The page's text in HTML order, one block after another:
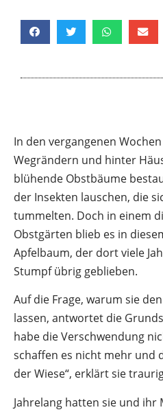
In den vergangenen
Wegrändern und hinter
blühende Obstbäume
der Insekten lauschen, die
tummelten. Doch in einem
Obstgärten blieb es in
Apfelbaum, der dort viele
Stumpf übrig geblieben.
Auf die Frage, warum sie
lassen, antwortet die
habe die Verschwendung
schaffen es nicht mehr und
der Wiese“, erklärt sie
Jahrelang hatten sie und ihr